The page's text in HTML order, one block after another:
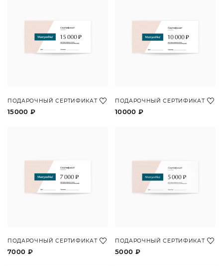
ПОДАРОЧНЫЙ СЕРТИФИКАТ
15000 ₽
ПОДАРОЧНЫЙ СЕРТИФИКАТ
10000 ₽
ПОДАРОЧНЫЙ СЕРТИФИКАТ
7000 ₽
ПОДАРОЧНЫЙ СЕРТИФИКАТ
5000 ₽